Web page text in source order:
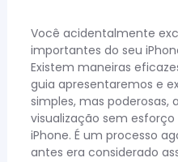
Você acidentalmente
importantes do seu
Existem maneiras
guia apresentaremos e
simples, mas poderosas,
visualização sem
iPhone. É um processo
antes era considerado